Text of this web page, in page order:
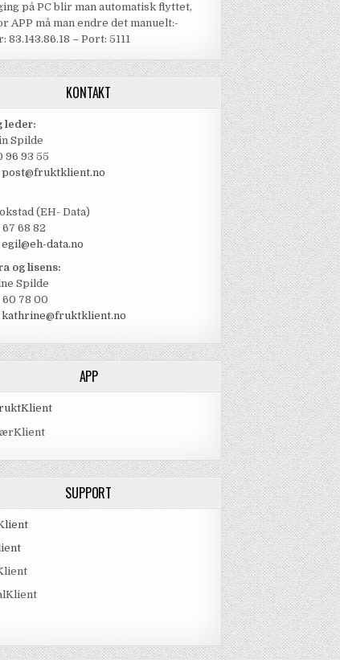
på PC blir man automatisk flyttet,
APP må man endre det manuelt:-
83.143.86.18 – Port: 5111
KONTAKT
leder:
Spilde
96 93 55
post@fruktklient.no
(EH- Data)
68 82
egil@eh-data.no
og lisens:
Spilde
60 78 00
kathrine@fruktklient.no
APP
SUPPORT